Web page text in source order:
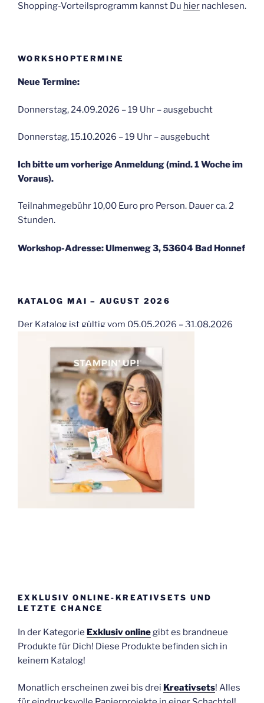
Shopping-Vorteilsprogramm kannst Du hier nachlesen.
WORKSHOPTERMINE
Neue Termine:
Donnerstag, 24.09.2026 – 19 Uhr – ausgebucht
Donnerstag, 15.10.2026 – 19 Uhr – ausgebucht
Ich bitte um vorherige Anmeldung (mind. 1 Woche im
Voraus).
Teilnahmegebühr 10,00 Euro pro Person. Dauer ca. 2
Stunden.
Workshop-Adresse: Ulmenweg 3, 53604 Bad Honnef
KATALOG MAI – AUGUST 2026
Der Katalog ist gültig vom 05.05.2026 – 31.08.2026
EXKLUSIV ONLINE-KREATIVSETS UND
LETZTE CHANCE
In der Kategorie Exklusiv online gibt es brandneue
Produkte für Dich! Diese Produkte befinden sich in
keinem Katalog!
Monatlich erscheinen zwei bis drei Kreativsets! Alles